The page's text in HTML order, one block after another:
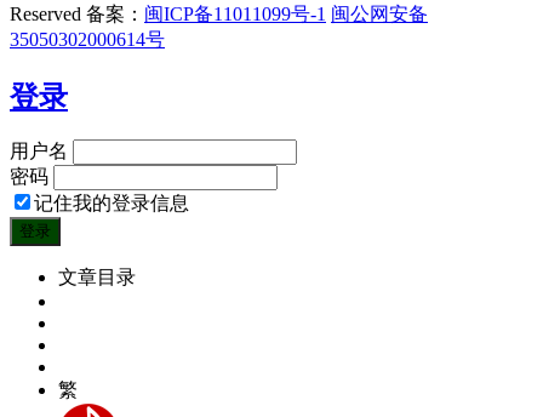
Reserved 备案： 闽ICP备11011099号-1 闽公网安备
35050302000614号
登录
用户名
密码
记住我的登录信息
文章目录
繁